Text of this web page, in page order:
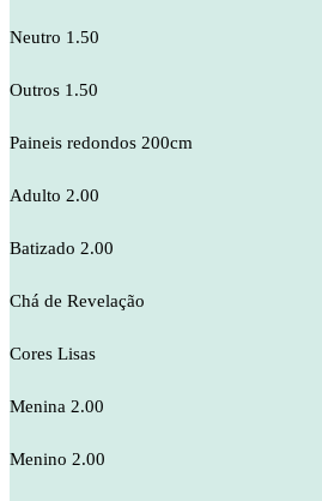
Neutro 1.50
Outros 1.50
Paineis redondos 200cm
Adulto 2.00
Batizado 2.00
Chá de Revelação
Cores Lisas
Menina 2.00
Menino 2.00